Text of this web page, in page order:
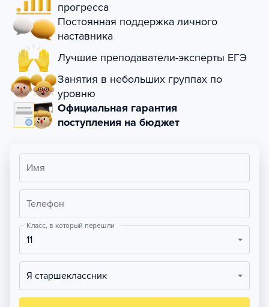
прогресса
Постоянная поддержка личного
наставника
Лучшие преподаватели-эксперты ЕГЭ
Занятия в небольших группах по
уровню
Официальная гарантия
поступления на бюджет
Имя
Телефон
Класс, в который перешли
11
Я старшеклассник